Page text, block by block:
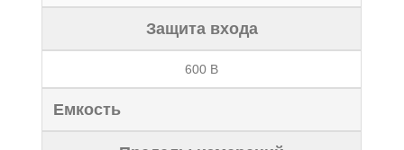
Защита входа
600 В
Емкость